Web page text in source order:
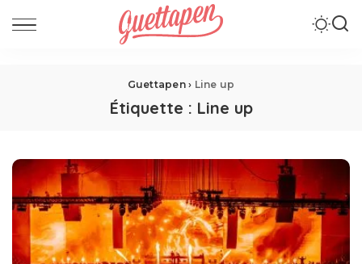
Guettapen› Line up
Étiquette : Line up